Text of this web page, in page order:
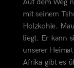
Auf dem Weg
mit seinem
Holzkohle.
liegt. Er kann
unserer
Afrika gibt es